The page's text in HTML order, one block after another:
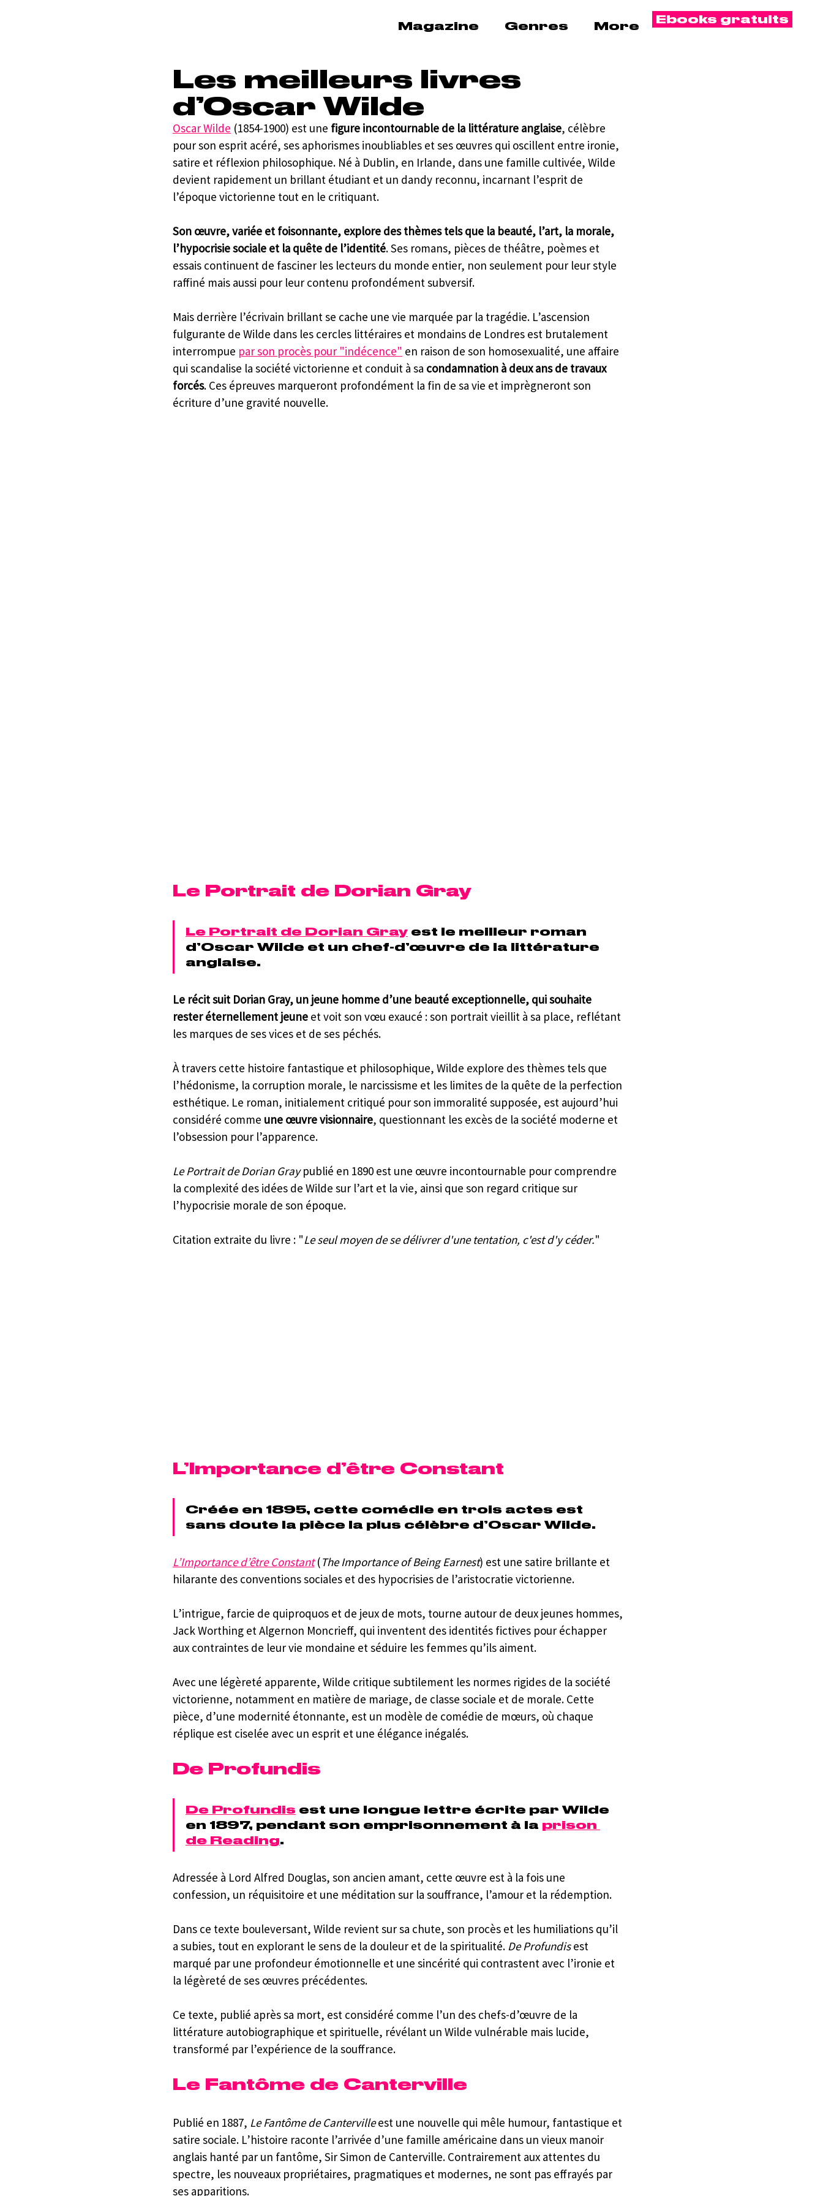
Magazine Genres More Ebooks gratuits
Les meilleurs livres
d’Oscar Wilde
Oscar Wilde (1854-1900) est une figure incontournable de la littérature anglaise, célèbre
pour son esprit acéré, ses aphorismes inoubliables et ses œuvres qui oscillent entre ironie,
satire et réflexion philosophique. Né à Dublin, en Irlande, dans une famille cultivée, Wilde
devient rapidement un brillant étudiant et un dandy reconnu, incarnant l’esprit de
l’époque victorienne tout en le critiquant.
Son œuvre, variée et foisonnante, explore des thèmes tels que la beauté, l’art, la morale,
l’hypocrisie sociale et la quête de l’identité. Ses romans, pièces de théâtre, poèmes et
essais continuent de fasciner les lecteurs du monde entier, non seulement pour leur style
raffiné mais aussi pour leur contenu profondément subversif.
Mais derrière l’écrivain brillant se cache une vie marquée par la tragédie. L’ascension
fulgurante de Wilde dans les cercles littéraires et mondains de Londres est brutalement
interrompue par son procès pour "indécence" en raison de son homosexualité, une affaire
qui scandalise la société victorienne et conduit à sa condamnation à deux ans de travaux
forcés. Ces épreuves marqueront profondément la fin de sa vie et imprègneront son
écriture d’une gravité nouvelle.
Le Portrait de Dorian Gray
Le Portrait de Dorian Gray est le meilleur roman
d’Oscar Wilde et un chef-d’œuvre de la littérature
anglaise.
Le récit suit Dorian Gray, un jeune homme d’une beauté exceptionnelle, qui souhaite
rester éternellement jeune et voit son vœu exaucé : son portrait vieillit à sa place, reflétant
les marques de ses vices et de ses péchés.
À travers cette histoire fantastique et philosophique, Wilde explore des thèmes tels que
l’hédonisme, la corruption morale, le narcissisme et les limites de la quête de la perfection
esthétique. Le roman, initialement critiqué pour son immoralité supposée, est aujourd’hui
considéré comme une œuvre visionnaire, questionnant les excès de la société moderne et
l’obsession pour l’apparence.
Le Portrait de Dorian Gray publié en 1890 est une œuvre incontournable pour comprendre
la complexité des idées de Wilde sur l’art et la vie, ainsi que son regard critique sur
l’hypocrisie morale de son époque.
Citation extraite du livre : "Le seul moyen de se délivrer d'une tentation, c'est d'y céder."
L’Importance d’être Constant
Créée en 1895, cette comédie en trois actes est
sans doute la pièce la plus célèbre d’Oscar Wilde.
L’Importance d’être Constant (The Importance of Being Earnest) est une satire brillante et
hilarante des conventions sociales et des hypocrisies de l’aristocratie victorienne.
L’intrigue, farcie de quiproquos et de jeux de mots, tourne autour de deux jeunes hommes,
Jack Worthing et Algernon Moncrieff, qui inventent des identités fictives pour échapper
aux contraintes de leur vie mondaine et séduire les femmes qu’ils aiment.
Avec une légèreté apparente, Wilde critique subtilement les normes rigides de la société
victorienne, notamment en matière de mariage, de classe sociale et de morale. Cette
pièce, d’une modernité étonnante, est un modèle de comédie de mœurs, où chaque
réplique est ciselée avec un esprit et une élégance inégalés.
De Profundis
De Profundis est une longue lettre écrite par Wilde
en 1897, pendant son emprisonnement à la prison
de Reading.
Adressée à Lord Alfred Douglas, son ancien amant, cette œuvre est à la fois une
confession, un réquisitoire et une méditation sur la souffrance, l’amour et la rédemption.
Dans ce texte bouleversant, Wilde revient sur sa chute, son procès et les humiliations qu’il
a subies, tout en explorant le sens de la douleur et de la spiritualité. De Profundis est
marqué par une profondeur émotionnelle et une sincérité qui contrastent avec l’ironie et
la légèreté de ses œuvres précédentes.
Ce texte, publié après sa mort, est considéré comme l’un des chefs-d’œuvre de la
littérature autobiographique et spirituelle, révélant un Wilde vulnérable mais lucide,
transformé par l’expérience de la souffrance.
Le Fantôme de Canterville
Publié en 1887, Le Fantôme de Canterville est une nouvelle qui mêle humour, fantastique et
satire sociale. L’histoire raconte l’arrivée d’une famille américaine dans un vieux manoir
anglais hanté par un fantôme, Sir Simon de Canterville. Contrairement aux attentes du
spectre, les nouveaux propriétaires, pragmatiques et modernes, ne sont pas effrayés par
ses apparitions.